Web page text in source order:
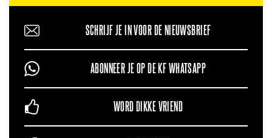
SCHRIJF JE IN VOOR DE NIEUWSBRIEF
ABONNEER JE OP DE KF WHATSAPP
WORD DIKKE VRIEND